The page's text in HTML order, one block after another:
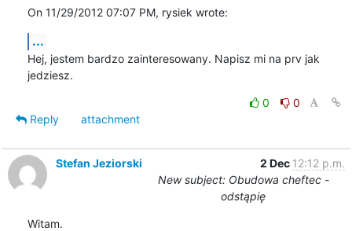
On 11/29/2012 07:07 PM, rysiek wrote:
...
Hej, jestem bardzo zainteresowany. Napisz mi na prv jak
jedziesz.
0
0
Reply
attachment
Stefan Jeziorski 2 Dec 12:12 p.m.
New subject: Obudowa cheftec -
odstąpię
Witam.